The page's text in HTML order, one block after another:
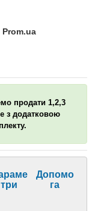
Prom.ua
продати 1,2,3
з додатковою
три
Допомо
га